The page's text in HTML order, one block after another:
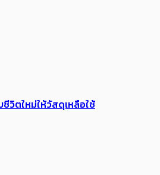
วิตใหม่ให้วัสดุเหลือใช้